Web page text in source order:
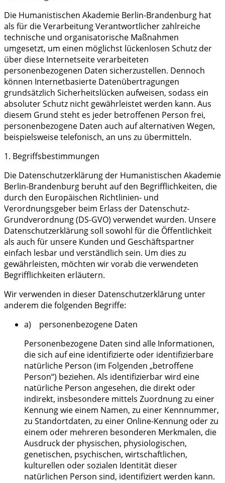
Die Humanistischen Akademie Berlin-Brandenburg hat
als für die Verarbeitung Verantwortlicher zahlreiche
technische und organisatorische Maßnahmen
umgesetzt, um einen möglichst lückenlosen Schutz der
über diese Internetseite verarbeiteten
personenbezogenen Daten sicherzustellen. Dennoch
können Internetbasierte Datenübertragungen
grundsätzlich Sicherheitslücken aufweisen, sodass ein
absoluter Schutz nicht gewährleistet werden kann. Aus
diesem Grund steht es jeder betroffenen Person frei,
personenbezogene Daten auch auf alternativen Wegen,
beispielsweise telefonisch, an uns zu übermitteln.
1. Begriffsbestimmungen
Die Datenschutzerklärung der Humanistischen Akademie
Berlin-Brandenburg beruht auf den Begrifflichkeiten, die
durch den Europäischen Richtlinien- und
Verordnungsgeber beim Erlass der Datenschutz-
Grundverordnung (DS-GVO) verwendet wurden. Unsere
Datenschutzerklärung soll sowohl für die Öffentlichkeit
als auch für unsere Kunden und Geschäftspartner
einfach lesbar und verständlich sein. Um dies zu
gewährleisten, möchten wir vorab die verwendeten
Begrifflichkeiten erläutern.
Wir verwenden in dieser Datenschutzerklärung unter
anderem die folgenden Begriffe:
a) personenbezogene Daten
Personenbezogene Daten sind alle Informationen,
die sich auf eine identifizierte oder identifizierbare
natürliche Person (im Folgenden „betroffene
Person“) beziehen. Als identifizierbar wird eine
natürliche Person angesehen, die direkt oder
indirekt, insbesondere mittels Zuordnung zu einer
Kennung wie einem Namen, zu einer Kennnummer,
zu Standortdaten, zu einer Online-Kennung oder zu
einem oder mehreren besonderen Merkmalen, die
Ausdruck der physischen, physiologischen,
genetischen, psychischen, wirtschaftlichen,
kulturellen oder sozialen Identität dieser
natürlichen Person sind, identifiziert werden kann.